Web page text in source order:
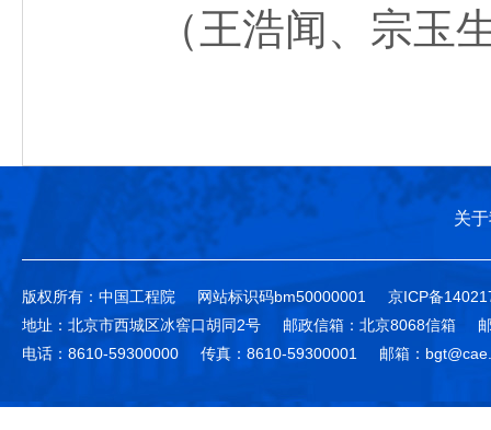
（王浩闻、宗玉
关
版权所有：中国工程院 网站标识码bm50000001
京ICP备
地址：北京市西城区冰窖口胡同2号
邮政信箱：北京8068信箱
电话：8610-59300000
传真：8610-59300001 邮箱：